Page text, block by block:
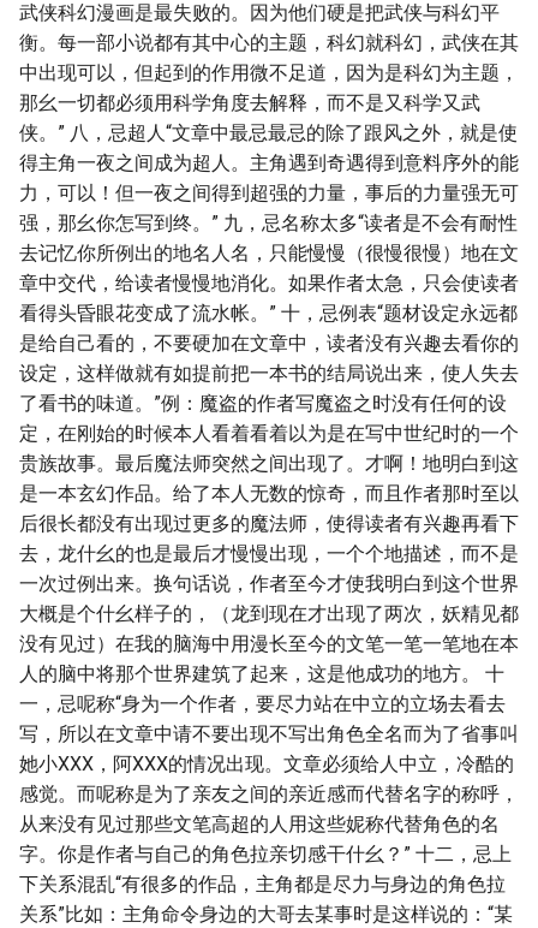
武侠科幻漫画是最失败的。因为他们硬是把武侠与科幻平
衡。每一部小说都有其中心的主题，科幻就科幻，武侠在其
中出现可以，但起到的作用微不足道，因为是科幻为主题，
那幺一切都必须用科学角度去解释，而不是又科学又武
侠。” 八，忌超人“文章中最忌最忌的除了跟风之外，就是使
得主角一夜之间成为超人。主角遇到奇遇得到意料序外的能
力，可以！但一夜之间得到超强的力量，事后的力量强无可
强，那幺你怎写到终。” 九，忌名称太多“读者是不会有耐性
去记忆你所例出的地名人名，只能慢慢（很慢很慢）地在文
章中交代，给读者慢慢地消化。如果作者太急，只会使读者
看得头昏眼花变成了流水帐。” 十，忌例表“题材设定永远都
是给自己看的，不要硬加在文章中，读者没有兴趣去看你的
设定，这样做就有如提前把一本书的结局说出来，使人失去
了看书的味道。”例：魔盗的作者写魔盗之时没有任何的设
定，在刚始的时候本人看着看着以为是在写中世纪时的一个
贵族故事。最后魔法师突然之间出现了。才啊！地明白到这
是一本玄幻作品。给了本人无数的惊奇，而且作者那时至以
后很长都没有出现过更多的魔法师，使得读者有兴趣再看下
去，龙什幺的也是最后才慢慢出现，一个个地描述，而不是
一次过例出来。换句话说，作者至今才使我明白到这个世界
大概是个什幺样子的，（龙到现在才出现了两次，妖精见都
没有见过）在我的脑海中用漫长至今的文笔一笔一笔地在本
人的脑中将那个世界建筑了起来，这是他成功的地方。 十
一，忌呢称“身为一个作者，要尽力站在中立的立场去看去
写，所以在文章中请不要出现不写出角色全名而为了省事叫
她小XXX，阿XXX的情况出现。文章必须给人中立，冷酷的
感觉。而呢称是为了亲友之间的亲近感而代替名字的称呼，
从来没有见过那些文笔高超的人用这些妮称代替角色的名
字。你是作者与自己的角色拉亲切感干什幺？” 十二，忌上
下关系混乱“有很多的作品，主角都是尽力与身边的角色拉
关系”比如：主角命令身边的大哥去某事时是这样说的：“某